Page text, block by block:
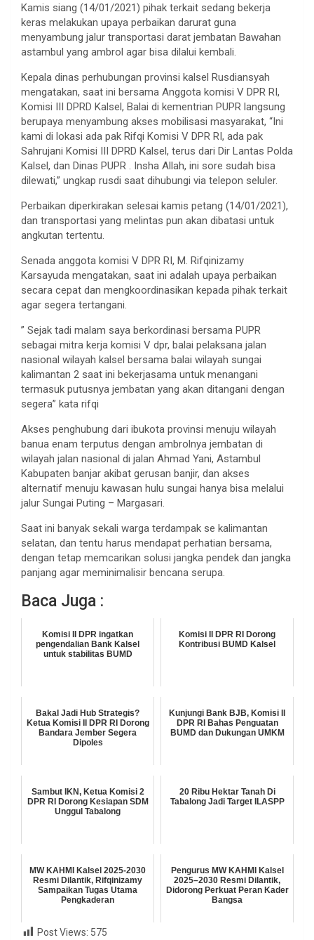
Kamis siang (14/01/2021) pihak terkait sedang bekerja
keras melakukan upaya perbaikan darurat guna
menyambung jalur transportasi darat jembatan Bawahan
astambul yang ambrol agar bisa dilalui kembali.
Kepala dinas perhubungan provinsi kalsel Rusdiansyah
mengatakan, saat ini bersama Anggota komisi V DPR RI,
Komisi III DPRD Kalsel, Balai di kementrian PUPR langsung
berupaya menyambung akses mobilisasi masyarakat, “Ini
kami di lokasi ada pak Rifqi Komisi V DPR RI, ada pak
Sahrujani Komisi III DPRD Kalsel, terus dari Dir Lantas Polda
Kalsel, dan Dinas PUPR . Insha Allah, ini sore sudah bisa
dilewati,” ungkap rusdi saat dihubungi via telepon seluler.
Perbaikan diperkirakan selesai kamis petang (14/01/2021),
dan transportasi yang melintas pun akan dibatasi untuk
angkutan tertentu.
Senada anggota komisi V DPR RI, M. Rifqinizamy
Karsayuda mengatakan, saat ini adalah upaya perbaikan
secara cepat dan mengkoordinasikan kepada pihak terkait
agar segera tertangani.
” Sejak tadi malam saya berkordinasi bersama PUPR
sebagai mitra kerja komisi V dpr, balai pelaksana jalan
nasional wilayah kalsel bersama balai wilayah sungai
kalimantan 2 saat ini bekerjasama untuk menangani
termasuk putusnya jembatan yang akan ditangani dengan
segera” kata rifqi
Akses penghubung dari ibukota provinsi menuju wilayah
banua enam terputus dengan ambrolnya jembatan di
wilayah jalan nasional di jalan Ahmad Yani, Astambul
Kabupaten banjar akibat gerusan banjir, dan akses
alternatif menuju kawasan hulu sungai hanya bisa melalui
jalur Sungai Puting – Margasari.
Saat ini banyak sekali warga terdampak se kalimantan
selatan, dan tentu harus mendapat perhatian bersama,
dengan tetap memcarikan solusi jangka pendek dan jangka
panjang agar meminimalisir bencana serupa.
Baca Juga :
Komisi II DPR ingatkan
pengendalian Bank Kalsel
untuk stabilitas BUMD
Komisi II DPR RI Dorong
Kontribusi BUMD Kalsel
Bakal Jadi Hub Strategis?
Ketua Komisi II DPR RI Dorong
Bandara Jember Segera
Dipoles
Kunjungi Bank BJB, Komisi II
DPR RI Bahas Penguatan
BUMD dan Dukungan UMKM
Sambut IKN, Ketua Komisi 2
DPR RI Dorong Kesiapan SDM
Unggul Tabalong
20 Ribu Hektar Tanah Di
Tabalong Jadi Target ILASPP
MW KAHMI Kalsel 2025-2030
Resmi Dilantik, Rifqinizamy
Sampaikan Tugas Utama
Pengkaderan
Pengurus MW KAHMI Kalsel
2025–2030 Resmi Dilantik,
Didorong Perkuat Peran Kader
Bangsa
Post Views: 575